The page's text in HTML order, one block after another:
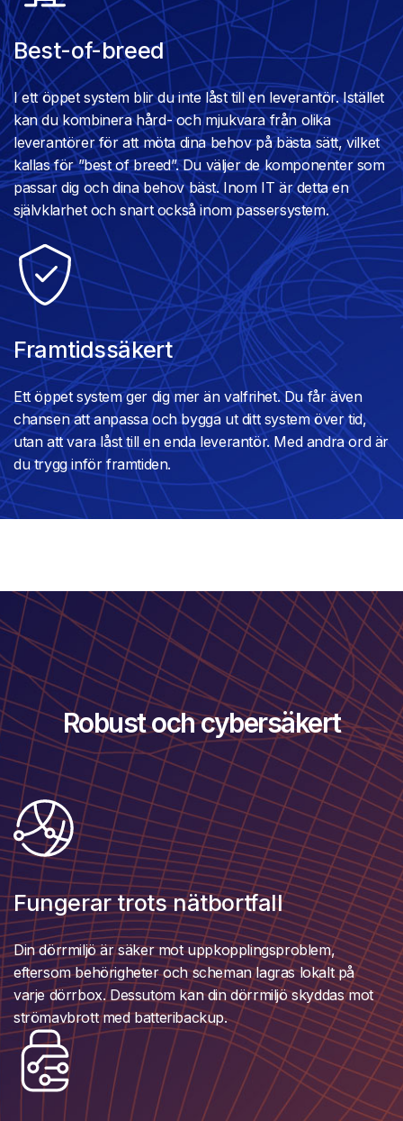
Best-of-breed
I ett öppet system blir du inte låst till en leverantör. Istället
kan du kombinera hård- och mjukvara från olika
leverantörer för att möta dina behov på bästa sätt, vilket
kallas för ”best of breed”. Du väljer de komponenter som
passar dig och dina behov bäst. Inom IT är detta en
självklarhet och snart också inom passersystem.
Framtidssäkert
Ett öppet system ger dig mer än valfrihet. Du får även
chansen att anpassa och bygga ut ditt system över tid,
utan att vara låst till en enda leverantör. Med andra ord är
du trygg inför framtiden.
Robust och cybersäkert
Fungerar trots nätbortfall
Din dörrmiljö är säker mot uppkopplingsproblem,
eftersom behörigheter och scheman lagras lokalt på
varje dörrbox. Dessutom kan din dörrmiljö skyddas mot
strömavbrott med batteribackup.